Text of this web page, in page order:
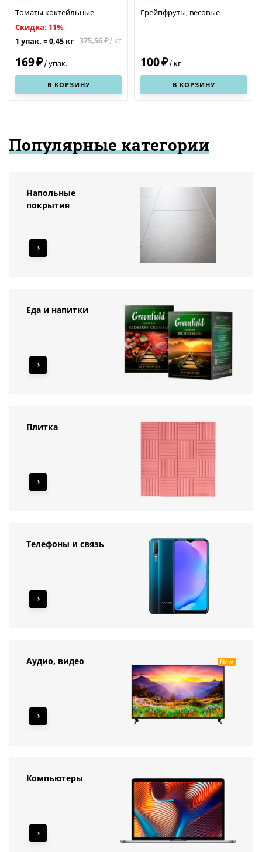
Томаты коктейльные
Скидка: 11%
1 упак. =0,45 кг 375,56 ₽/ кг
В КОРЗИНУ
169₽/упак.
Грейпфруты, весовые
В КОРЗИНУ
100₽/ кг
Популярные категории
Напольные
покрытия
Еда и напитки
Плитка
Телефоны и связь
Аудио, видео New
Компьютеры